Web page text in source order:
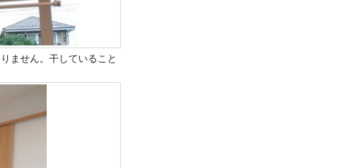
ません。干していること